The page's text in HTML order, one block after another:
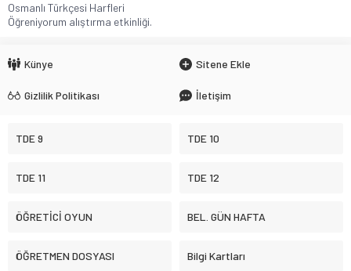
Osmanlı Türkçesi Harfleri
Öğreniyorum alıştırma etkinliği.
Künye Sitene Ekle
Gizlilik Politikası İletişim
TDE 9 TDE 10
TDE 11 TDE 12
ÖĞRETİCİ OYUN BEL. GÜN HAFTA
ÖĞRETMEN DOSYASI Bilgi Kartları